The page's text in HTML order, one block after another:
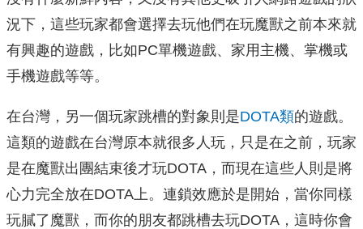
況下，這些玩家都會選擇去玩他們在玩魔獸之前本來就
有興趣的遊戲，比如PC單機遊戲、家用主機、掌機或
手機遊戲等等。
在台灣，另一個玩家跳槽的對象則是DOTA類的遊戲。
這類的遊戲在台灣原本就很多人玩，只是在之前，玩家
是在魔獸出團結束後才玩DOTA，而現在這些人則是將
心力完全放在DOTA上。連鎖效應於是開始，當你同樣
玩膩了魔獸，而你的朋友都跳槽去玩DOTA，這時你會